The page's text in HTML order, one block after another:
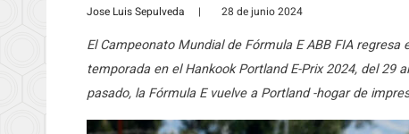
Jose Luis Sepulveda | 28 de junio 2024
El Campeonato Mundial de Fórmula E ABB FIA
temporada en el Hankook Portland E-Prix 2024, del 29
pasado, la Fórmula E vuelve a Portland -hogar de